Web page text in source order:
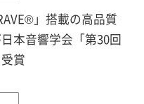
」搭載の高品質
本音響学会「第30回
賞